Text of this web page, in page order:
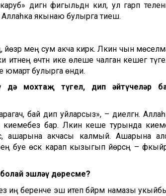
дигән фигыльдән килә, ул гарәп
Аллаһка якынаю булырга тиеш.
йөзәр мең сум акча кирәк. Ләкин чын
итнең өчтән ике өлеше чалган кешегә
юмарт булырга өнди.
мохтаҗ түгел, дип әйтүчеләр
бай дип уйларсыз», – диелгән.
бар. Ләкин кеше турында
ашарына акчасы калмый. Ашарына
буе өскә карап кызыгып йөрсәң –
эшләү дөресме?
иң беренче эш итеп бәйрәм намазы